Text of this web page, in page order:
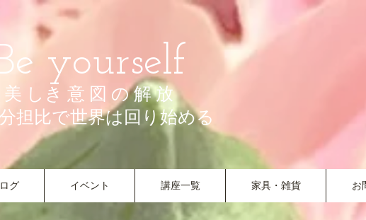
yourself
美 しき 意 図 の 解 放
担比で世界は回り始める
グ イベント 講座一覧 家具・雑貨 お